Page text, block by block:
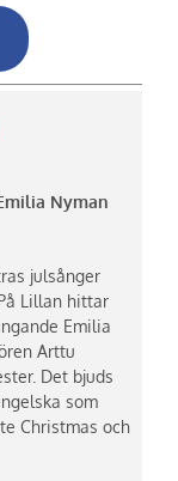
Nyman
julsånger
Lillan hittar
Emilia
Arttu
Det bjuds
som
Christmas och